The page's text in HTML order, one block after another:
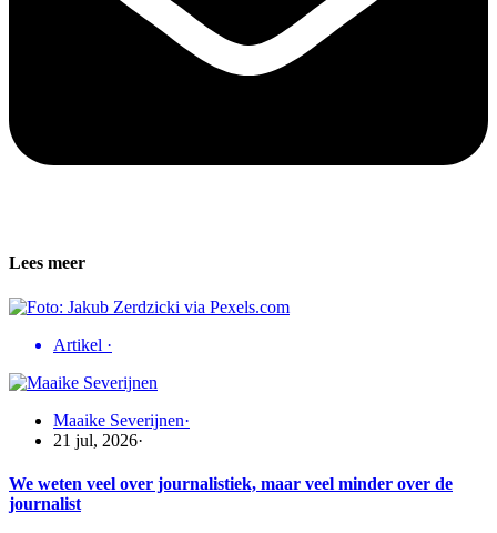
Lees meer
Artikel ·
Maaike Severijnen·
21 jul, 2026·
We weten veel over journalistiek, maar veel minder over de
journalist